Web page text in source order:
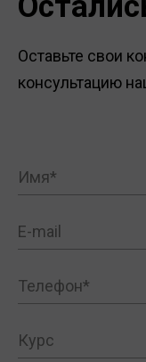
Оставьте свои
консультацию